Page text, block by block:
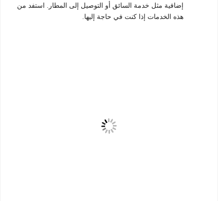
إضافية مثل خدمة السائق أو التوصيل إلى المطار. استفد من
هذه الخدمات إذا كنت في حاجة إليها.